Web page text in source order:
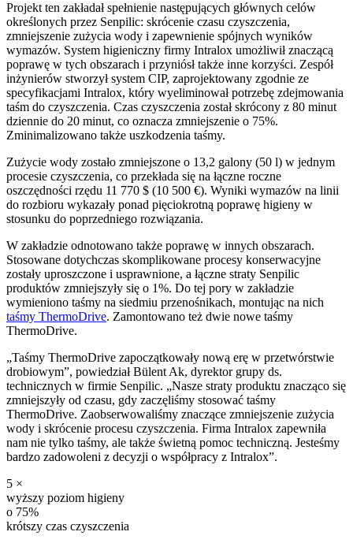
Projekt ten zakładał spełnienie następujących głównych celów
określonych przez Senpilic: skrócenie czasu czyszczenia,
zmniejszenie zużycia wody i zapewnienie spójnych wyników
wymazów. System higieniczny firmy Intralox umożliwił znaczącą
poprawę w tych obszarach i przyniósł także inne korzyści. Zespół
inżynierów stworzył system CIP, zaprojektowany zgodnie ze
specyfikacjami Intralox, który wyeliminował potrzebę zdejmowania
taśm do czyszczenia. Czas czyszczenia został skrócony z 80 minut
dziennie do 20 minut, co oznacza zmniejszenie o 75%.
Zminimalizowano także uszkodzenia taśmy.
Zużycie wody zostało zmniejszone o 13,2 galony (50 l) w jednym
procesie czyszczenia, co przekłada się na łączne roczne
oszczędności rzędu 11 770 $ (10 500 €). Wyniki wymazów na linii
do rozbioru wykazały ponad pięciokrotną poprawę higieny w
stosunku do poprzedniego rozwiązania.
W zakładzie odnotowano także poprawę w innych obszarach.
Stosowane dotychczas skomplikowane procesy konserwacyjne
zostały uproszczone i usprawnione, a łączne straty Senpilic
produktów zmniejszyły się o 1%. Do tej pory w zakładzie
wymieniono taśmy na siedmiu przenośnikach, montując na nich
taśmy ThermoDrive. Zamontowano też dwie nowe taśmy
ThermoDrive.
„Taśmy ThermoDrive zapoczątkowały nową erę w przetwórstwie
drobiowym”, powiedział Bülent Ak, dyrektor grupy ds.
technicznych w firmie Senpilic. „Nasze straty produktu znacząco się
zmniejszyły od czasu, gdy zaczęliśmy stosować taśmy
ThermoDrive. Zaobserwowaliśmy znaczące zmniejszenie zużycia
wody i skrócenie procesu czyszczenia. Firma Intralox zapewniła
nam nie tylko taśmy, ale także świetną pomoc techniczną. Jesteśmy
bardzo zadowoleni z decyzji o współpracy z Intralox”.
5 ×
wyższy poziom higieny
o 75%
krótszy czas czyszczenia